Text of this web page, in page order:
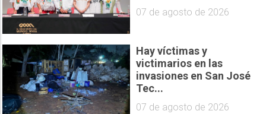
07 de agosto de 2026
Hay víctimas y
victimarios en las
invasiones en San José
Tec...
07 de agosto de 2026